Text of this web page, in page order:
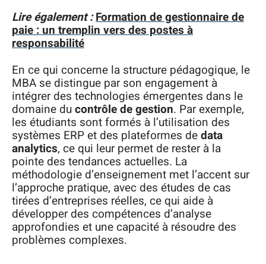
Lire également :Formation de gestionnaire de
paie : un tremplin vers des postes à
responsabilité
En ce qui concerne la structure pédagogique, le
MBA se distingue par son engagement à
intégrer des technologies émergentes dans le
domaine ducontrôle de gestion. Par exemple,
les étudiants sont formés à l’utilisation des
systèmes ERP et des plateformes dedata
analytics, ce qui leur permet de rester à la
pointe des tendances actuelles. La
méthodologie d’enseignement met l’accent sur
l’approche pratique, avec des études de cas
tirées d’entreprises réelles, ce qui aide à
développer des compétences d’analyse
approfondies et une capacité à résoudre des
problèmes complexes.